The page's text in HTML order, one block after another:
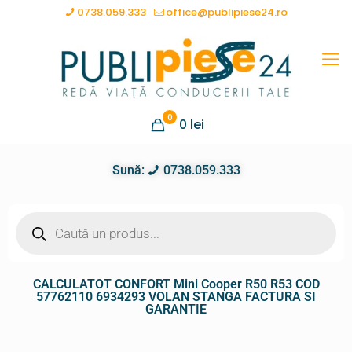
0738.059.333 office@publipiese24.ro
0 0 lei
Sună: 0738.059.333
CALCULATOT CONFORT Mini Cooper R50 R53 COD
57762110 6934293 VOLAN STANGA FACTURA SI
GARANTIE